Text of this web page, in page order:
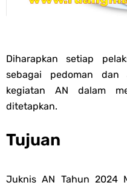
Jawaban Tugas Mandiri Dan
Jawaban Tugas Mandiri Dan
Diharapkan setiap
sebagai pedoman dan
kegiatan AN dalam
ditetapkan.
Tujuan
Juknis AN Tahun 2024